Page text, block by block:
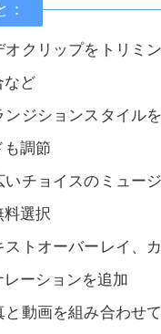
：
クリップをトリミ
など
ションスタイルを
も調節
チョイスのミュー
料選択
トオーバーレイ、
レーションを追加
動画を組み合わせ